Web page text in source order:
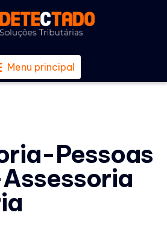
Menu principal
Pessoas